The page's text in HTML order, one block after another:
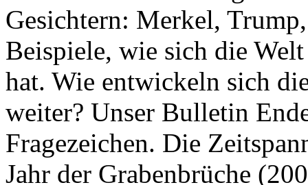
Gesichtern: Merkel,
Beispiele, wie sich die
hat. Wie entwickeln sich
weiter? Unser Bulletin
Fragezeichen. Die
Jahr der Grabenbrüche